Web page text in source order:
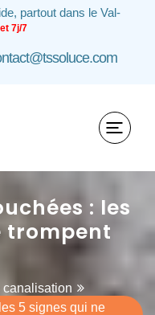
partout dans le Val-
7j/7
: les
trompent
canalisation
5 signes qui ne